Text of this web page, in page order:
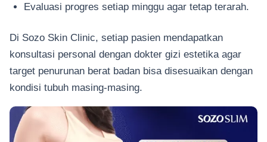
Evaluasi progres setiap minggu agar tetap terarah.
Di Sozo Skin Clinic, setiap pasien mendapatkan
konsultasi personal dengan dokter gizi estetika agar
target penurunan berat badan bisa disesuaikan dengan
kondisi tubuh masing-masing.